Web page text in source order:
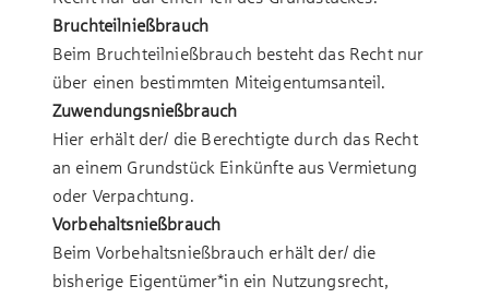
Bruchteilnießbrauch
Beim Bruchteilnießbrauch besteht das Recht nur
über einen bestimmten Miteigentumsanteil.
Zuwendungsnießbrauch
Hier erhält der/ die Berechtigte durch das Recht
an einem Grundstück Einkünfte aus Vermietung
oder Verpachtung.
Vorbehaltsnießbrauch
Beim Vorbehaltsnießbrauch erhält der/ die
bisherige Eigentümer*in ein Nutzungsrecht,